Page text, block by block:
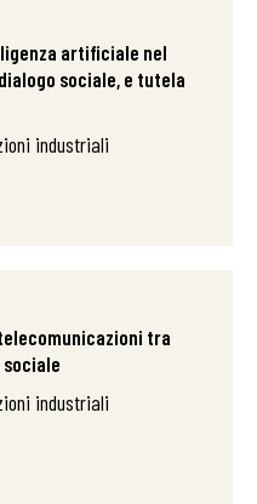
artificiale nel
sociale, e tutela
industriali
tra
industriali